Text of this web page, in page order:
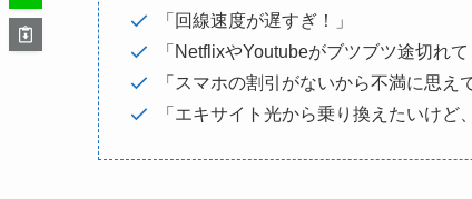
「回線速度が遅すぎ！」
「NetflixやYoutubeがブツブツ途切れ
「スマホの割引がないから不満に思え
「エキサイト光から乗り換えたいけど